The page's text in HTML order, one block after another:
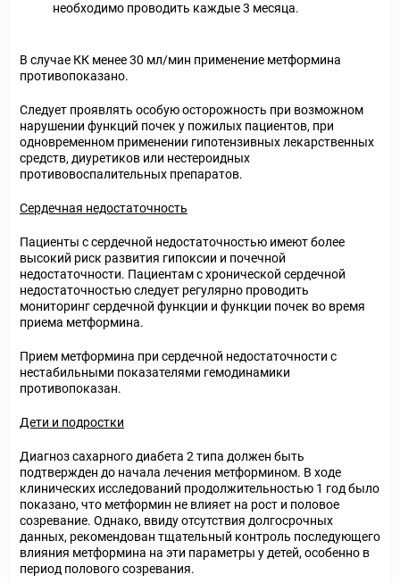
необходимо проводить каждые 3 месяца.
В случае КК менее 30 мл/мин применение метформина
противопоказано.
Следует проявлять особую осторожность при возможном
нарушении функций почек у пожилых пациентов, при
одновременном применении гипотензивных лекарственных
средств, диуретиков или нестероидных
противовоспалительных препаратов.
Сердечная недостаточность
Пациенты с сердечной недостаточностью имеют более
высокий риск развития гипоксии и почечной
недостаточности. Пациентам с хронической сердечной
недостаточностью следует регулярно проводить
мониторинг сердечной функции и функции почек во время
приема метформина.
Прием метформина при сердечной недостаточности с
нестабильными показателями гемодинамики
противопоказан.
Дети и подростки
Диагноз сахарного диабета 2 типа должен быть
подтвержден до начала лечения метформином. В ходе
клинических исследований продолжительностью 1 год было
показано, что метформин не влияет на рост и половое
созревание. Однако, ввиду отсутствия долгосрочных
данных, рекомендован тщательный контроль последующего
влияния метформина на эти параметры у детей, особенно в
период полового созревания.